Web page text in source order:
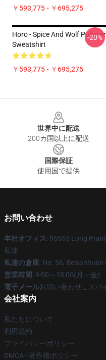
￥593,775 - ￥695,275
Horo - Spice And Wolf Pullover
Sweatshirt
￥593,775 - ￥695,275
-20%
世界中に配送
200カ国以上に配送
国際保証
使用国で提供
お問い合わせ
本社オフィス: 95555 Long
私達
私達の倉庫: No. 36, Beisanhuan
営業時間: 9:00～18:00(月～金)
電子メールお問い合わせ _ スパ
会社案内
私たちについて
利用規約
プライバシーポリシー
DMCA - 著作権ポリシー